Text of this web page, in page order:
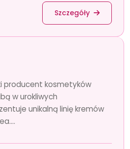
Szczegóły
producent kosmetyków
w urokliwych
unikalną linię kremów